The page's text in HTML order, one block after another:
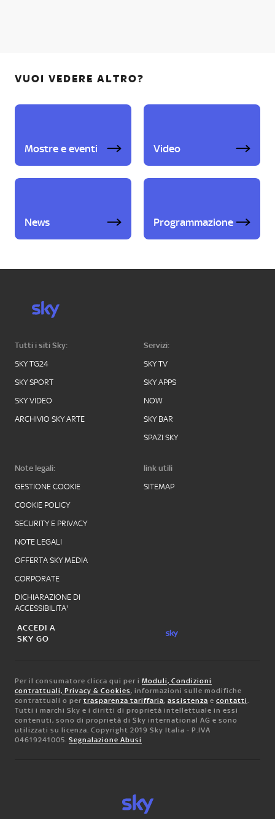
VUOI VEDERE ALTRO?
Mostre e eventi Video
News Programmazione
Tutti i siti Sky:
SKY TG24
SKY SPORT
SKY VIDEO
ARCHIVIO SKY ARTE
Servizi:
SKY TV
SKY APPS
NOW
SKY BAR
SPAZI SKY
Note legali:
GESTIONE COOKIE
COOKIE POLICY
SECURITY E PRIVACY
NOTE LEGALI
OFFERTA SKY MEDIA
CORPORATE
DICHIARAZIONE DI
ACCESSIBILITA'
link utili
SITEMAP
ACCEDI A
SKY GO
Per il consumatore clicca qui per i Moduli, Condizioni
contrattuali, Privacy & Cookies, informazioni sulle modifiche
contrattuali o per trasparenza tariffaria, assistenza e contatti.
Tutti i marchi Sky e i diritti di proprietà intellettuale in essi
contenuti, sono di proprietà di Sky international AG e sono
utilizzati su licenza. Copyright 2019 Sky Italia - P.IVA
04619241005. Segnalazione Abusi